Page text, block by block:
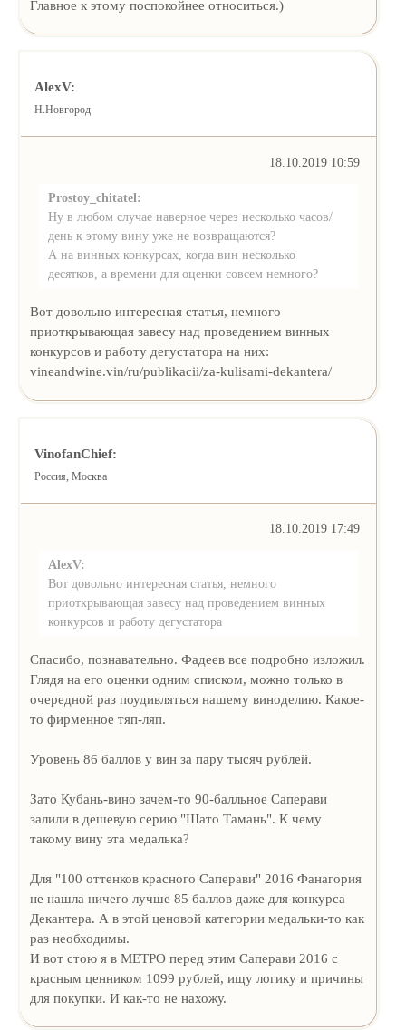
Главное к этому поспокойнее относиться.)
AlexV:
Н.Новгород
18.10.2019 10:59
Prostoy_chitatel:
Ну в любом случае наверное через несколько часов/
день к этому вину уже не возвращаются?
А на винных конкурсах, когда вин несколько
десятков, а времени для оценки совсем немного?
Вот довольно интересная статья, немного
приоткрывающая завесу над проведением винных
конкурсов и работу дегустатора на них:
vineandwine.vin/ru/publikacii/za-kulisami-dekantera/
VinofanChief:
Россия, Москва
18.10.2019 17:49
AlexV:
Вот довольно интересная статья, немного
приоткрывающая завесу над проведением винных
конкурсов и работу дегустатора
Спасибо, познавательно. Фадеев все подробно изложил.
Глядя на его оценки одним списком, можно только в
очередной раз поудивляться нашему виноделию. Какое-
то фирменное тяп-ляп.
Уровень 86 баллов у вин за пару тысяч рублей.
Зато Кубань-вино зачем-то 90-балльное Саперави
залили в дешевую серию "Шато Тамань". К чему
такому вину эта медалька?
Для "100 оттенков красного Саперави" 2016 Фанагория
не нашла ничего лучше 85 баллов даже для конкурса
Декантера. А в этой ценовой категории медальки-то как
раз необходимы.
И вот стою я в МЕТРО перед этим Саперави 2016 с
красным ценником 1099 рублей, ищу логику и причины
для покупки. И как-то не нахожу.